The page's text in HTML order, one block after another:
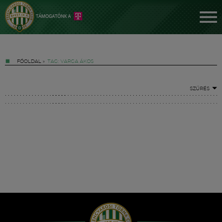
FŐOLDAL » TAG: VARGA ÁKOS
SZŰRÉS
Hírek